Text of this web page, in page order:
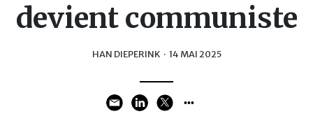
devient communiste
HAN DIEPERINK · 14 MAI 2025